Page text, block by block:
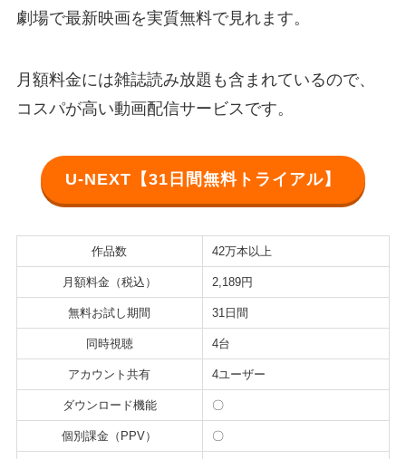
劇場で最新映画を実質無料で見れます。
月額料金には雑誌読み放題も含まれているので、
コスパが高い動画配信サービスです。
U-NEXT【31日間無料トライアル】
作品数 42万本以上
月額料金（税込） 2,189円
無料お試し期間 31日間
同時視聴 4台
アカウント共有 4ユーザー
ダウンロード機能 〇
個別課金（PPV） 〇